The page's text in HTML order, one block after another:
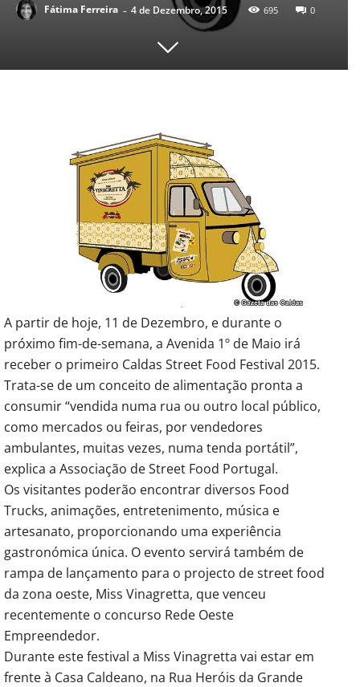
Fátima Ferreira - 4 de Dezembro, 2015 695 0
A partir de hoje, 11 de Dezembro, e durante o
próximo fim-de-semana, a Avenida 1º de Maio irá
receber o primeiro Caldas Street Food Festival 2015.
Trata-se de um conceito de alimentação pronta a
consumir “vendida numa rua ou outro local público,
como mercados ou feiras, por vendedores
ambulantes, muitas vezes, numa tenda portátil”,
explica a Associação de Street Food Portugal.
Os visitantes poderão encontrar diversos Food
Trucks, animações, entretenimento, música e
artesanato, proporcionando uma experiência
gastronómica única. O evento servirá também de
rampa de lançamento para o projecto de street food
da zona oeste, Miss Vinagretta, que venceu
recentemente o concurso Rede Oeste
Empreendedor.
Durante este festival a Miss Vinagretta vai estar em
frente à Casa Caldeano, na Rua Heróis da Grande